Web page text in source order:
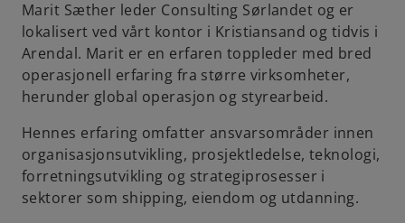
n
s
i
n
a
e
w
t
a
Marit Sæther leder Consulting Sørlandet og er
lokalisert ved vårt kontor i Kristiansand og tidvis i
Arendal. Marit er en erfaren toppleder med bred
operasjonell erfaring fra større virksomheter,
herunder global operasjon og styrearbeid.
Hennes erfaring omfatter ansvarsområder innen
organisasjonsutvikling, prosjektledelse, teknologi,
forretningsutvikling og strategiprosesser i
sektorer som shipping, eiendom og utdanning.